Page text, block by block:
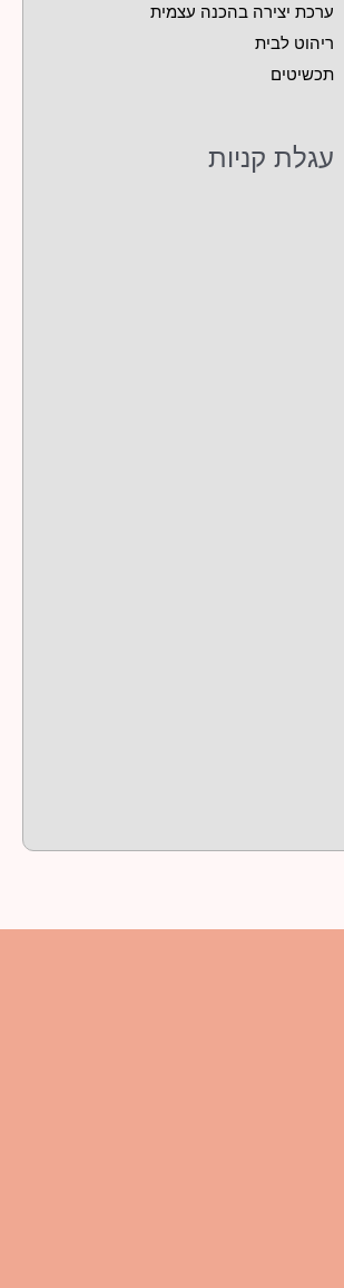
ערכת יצירה בהכנה עצמית
ריהוט לבית
תכשיטים
עגלת קניות